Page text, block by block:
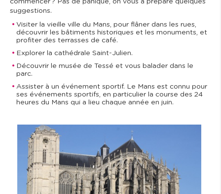
commencer ? Pas de panique, on vous a préparé quelques
suggestions.
Visiter la vieille ville du Mans, pour flâner dans les rues,
découvrir les bâtiments historiques et les monuments, et
profiter des terrasses de café.
Explorer la cathédrale Saint-Julien.
Découvrir le musée de Tessé et vous balader dans le
parc.
Assister à un événement sportif. Le Mans est connu pour
ses événements sportifs, en particulier la course des 24
heures du Mans qui a lieu chaque année en juin.